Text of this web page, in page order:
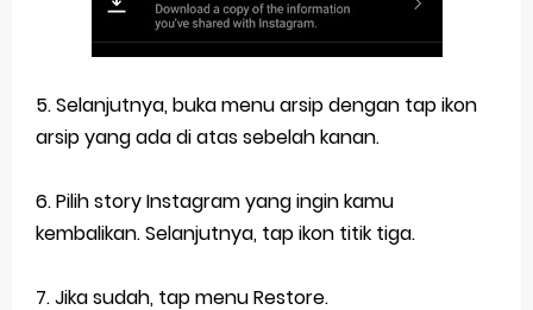
5. Selanjutnya, buka menu arsip dengan tap ikon
arsip yang ada di atas sebelah kanan.
6. Pilih story Instagram yang ingin kamu
kembalikan. Selanjutnya, tap ikon titik tiga.
7. Jika sudah, tap menu Restore.